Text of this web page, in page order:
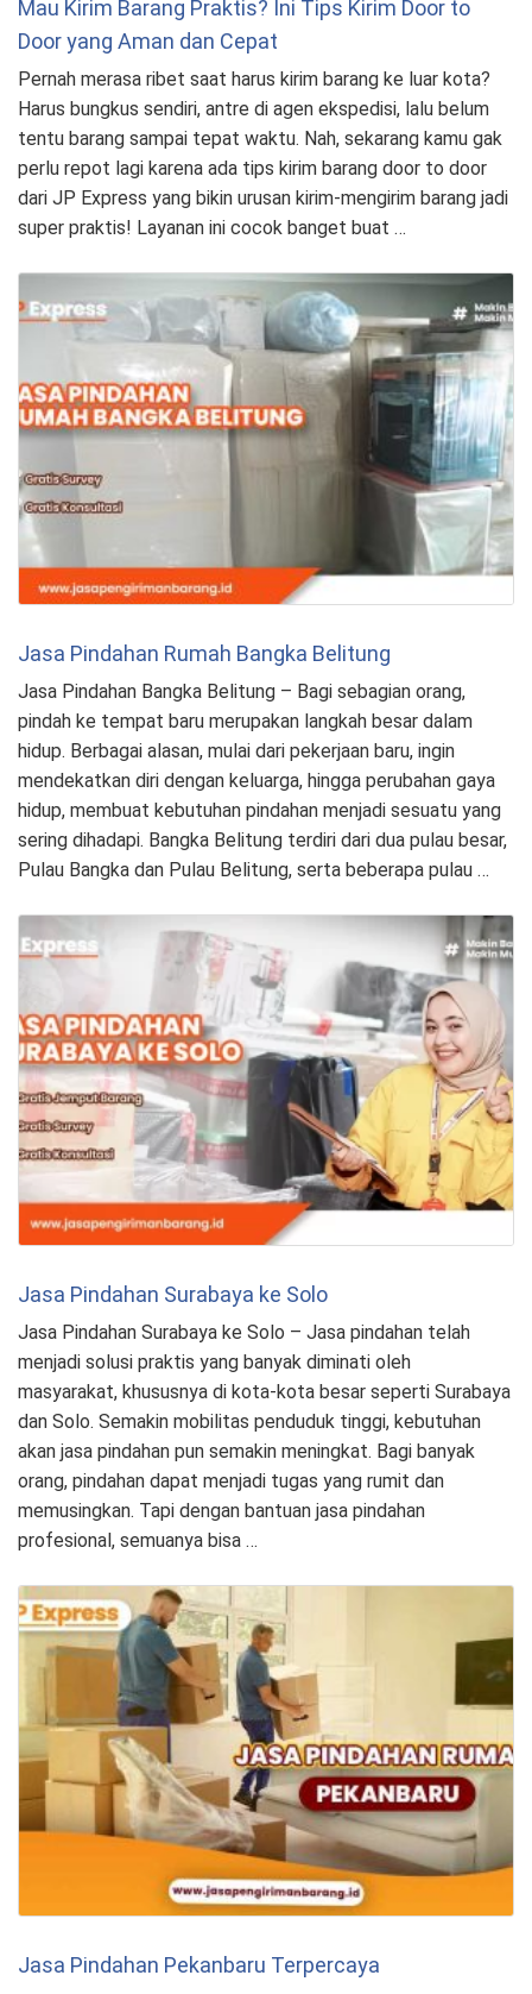
Mau Kirim Barang Praktis? Ini Tips Kirim Door to
Door yang Aman dan Cepat
Pernah merasa ribet saat harus kirim barang ke luar kota?
Harus bungkus sendiri, antre di agen ekspedisi, lalu belum
tentu barang sampai tepat waktu. Nah, sekarang kamu gak
perlu repot lagi karena ada tips kirim barang door to door
dari JP Express yang bikin urusan kirim-mengirim barang jadi
super praktis! Layanan ini cocok banget buat …
Jasa Pindahan Rumah Bangka Belitung
Jasa Pindahan Bangka Belitung – Bagi sebagian orang,
pindah ke tempat baru merupakan langkah besar dalam
hidup. Berbagai alasan, mulai dari pekerjaan baru, ingin
mendekatkan diri dengan keluarga, hingga perubahan gaya
hidup, membuat kebutuhan pindahan menjadi sesuatu yang
sering dihadapi. Bangka Belitung terdiri dari dua pulau besar,
Pulau Bangka dan Pulau Belitung, serta beberapa pulau …
Jasa Pindahan Surabaya ke Solo
Jasa Pindahan Surabaya ke Solo – Jasa pindahan telah
menjadi solusi praktis yang banyak diminati oleh
masyarakat, khususnya di kota-kota besar seperti Surabaya
dan Solo. Semakin mobilitas penduduk tinggi, kebutuhan
akan jasa pindahan pun semakin meningkat. Bagi banyak
orang, pindahan dapat menjadi tugas yang rumit dan
memusingkan. Tapi dengan bantuan jasa pindahan
profesional, semuanya bisa …
Jasa Pindahan Pekanbaru Terpercaya